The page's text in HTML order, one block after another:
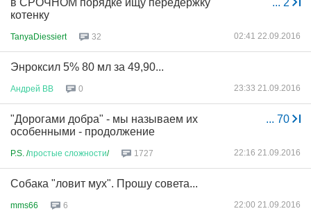
... 2
в СРОЧНОМ порядке ищу передержку
котенку
TanyaDiessiert 32 02:41 22.09.2016
Энроксил 5% 80 мл за 49,90...
Андрей ВВ 0 23:33 21.09.2016
... 70
"Дорогами добра" - мы называем их
особенными - продолжение
P.S. /простые сложности/ 1727 22:16 21.09.2016
Собака "ловит мух". Прошу совета...
mms66 6 22:00 21.09.2016